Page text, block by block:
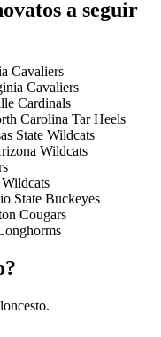
a seguir
Cavaliers
Cavaliers
Cardinals
Carolina Tar Heels
State Wildcats
Wildcats
State Buckeyes
Cougars